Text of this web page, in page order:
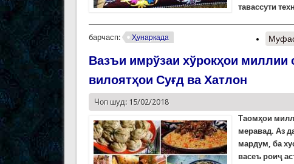
тавассути
барчасп: Ҳунаркада
Вазъи имрўзаи хўрокҳои миллии
вилоятҳои Суғд ва Хатлон
Чоп шуд: 15/02/2018
Таомҳои
меравад. Аз
мардум, ба
васеъ роиҷ